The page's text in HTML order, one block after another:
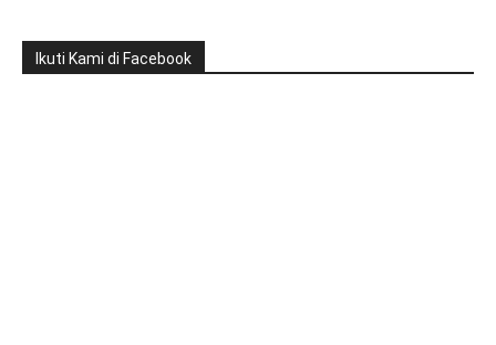
Ikuti Kami di Facebook